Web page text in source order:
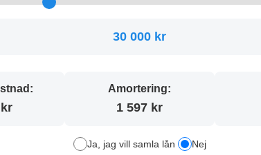
30 000 kr
Amortering:
1 597 kr
Ja, jag vill samla lån Nej